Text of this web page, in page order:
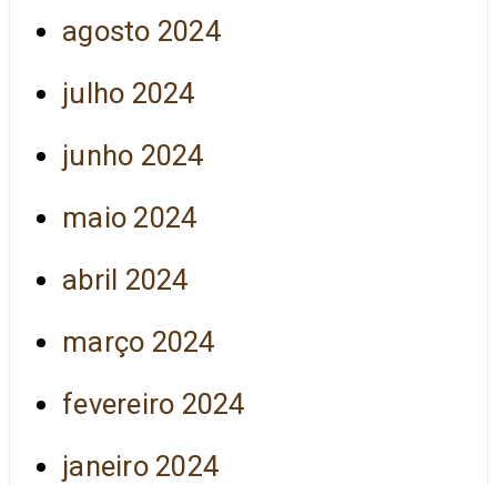
agosto 2024
julho 2024
junho 2024
maio 2024
abril 2024
março 2024
fevereiro 2024
janeiro 2024